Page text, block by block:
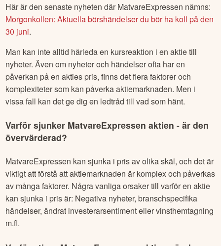
Här är den senaste nyheten där MatvareExpressen nämns:
Morgonkollen: Aktuella börshändelser du bör ha koll på den
30 juni.
Man kan inte alltid härleda en kursreaktion i en aktie till
nyheter. Även om nyheter och händelser ofta har en
påverkan på en akties pris, finns det flera faktorer och
komplexiteter som kan påverka aktiemarknaden. Men i
vissa fall kan det ge dig en ledtråd till vad som hänt.
Varför sjunker MatvareExpressen aktien - är den
övervärderad?
MatvareExpressen kan sjunka i pris av olika skäl, och det är
viktigt att förstå att aktiemarknaden är komplex och påverkas
av många faktorer. Några vanliga orsaker till varför en aktie
kan sjunka i pris är: Negativa nyheter, branschspecifika
händelser, ändrat investerarsentiment eller vinsthemtagning
m.fl.